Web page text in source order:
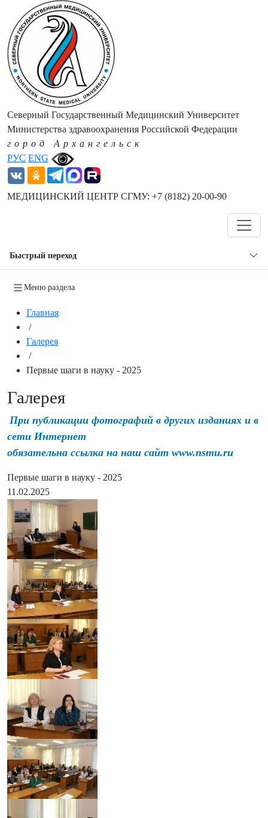
РУС ENG
Северный Государственный Медицинский Университет
Министерства здравоохранения Российской Федерации
город Архангельск
МЕДИЦИНСКИЙ ЦЕНТР СГМУ: +7 (8182) 20-00-90
Быстрый переход
Меню раздела
Главная
/
Галерея
/
Первые шаги в науку - 2025
Галерея
При публикации фотографий в других изданиях и в
сети Интернет
обязательна ссылка на наш сайт www.nsmu.ru
Первые шаги в науку - 2025
11.02.2025